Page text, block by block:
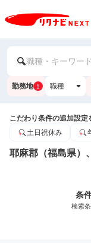
職種・キーワー
勤務地 1 職種
こだわり条件の追加設定
土日祝休み
耶麻郡（福島県）
条
検索